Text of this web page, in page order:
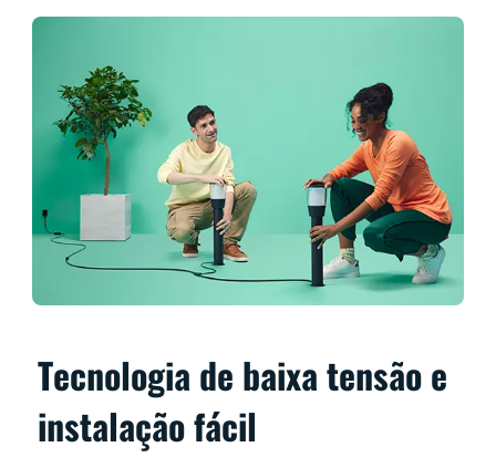
Tecnologia de baixa tensão e
instalação fácil